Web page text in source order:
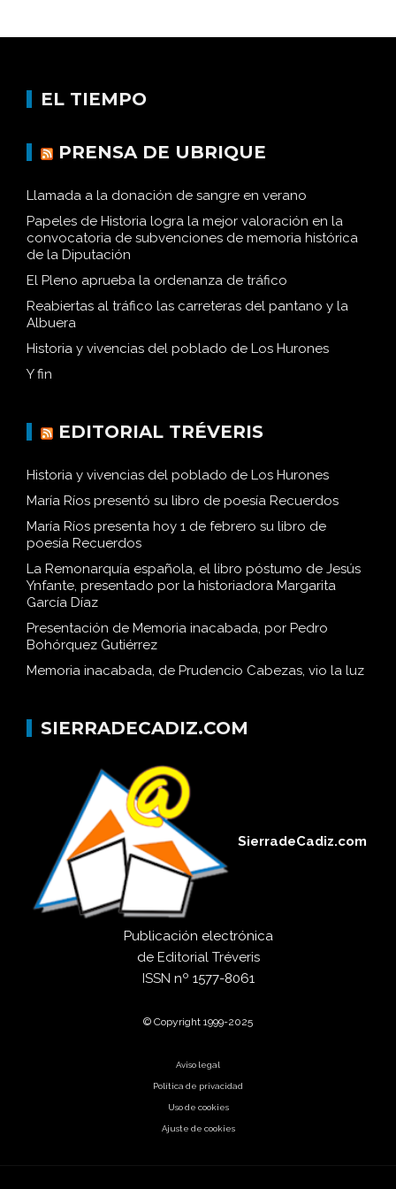
EL TIEMPO
PRENSA DE UBRIQUE
Llamada a la donación de sangre en verano
Papeles de Historia logra la mejor valoración en la
convocatoria de subvenciones de memoria histórica
de la Diputación
El Pleno aprueba la ordenanza de tráfico
Reabiertas al tráfico las carreteras del pantano y la
Albuera
Historia y vivencias del poblado de Los Hurones
Y fin
EDITORIAL TRÉVERIS
Historia y vivencias del poblado de Los Hurones
María Ríos presentó su libro de poesía Recuerdos
María Ríos presenta hoy 1 de febrero su libro de
poesía Recuerdos
La Remonarquía española, el libro póstumo de Jesús
Ynfante, presentado por la historiadora Margarita
García Díaz
Presentación de Memoria inacabada, por Pedro
Bohórquez Gutiérrez
Memoria inacabada, de Prudencio Cabezas, vio la luz
SIERRADECADIZ.COM
SierradeCadiz.com
Publicación electrónica
de Editorial Tréveris
ISSN nº 1577-8061
© Copyright 1999-2025
Aviso legal
Política de privacidad
Uso de cookies
Ajuste de cookies